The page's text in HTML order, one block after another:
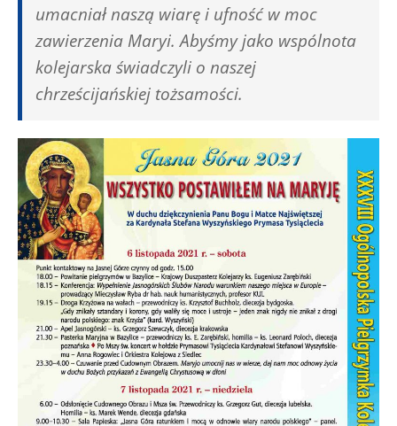
umacniał naszą wiarę i ufność w moc
zawierzenia Maryi. Abyśmy jako wspólnota
kolejarska świadczyli o naszej
chrześcijańskiej tożsamości.